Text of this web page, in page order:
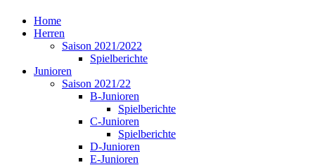
Home
Herren
Saison 2021/2022
Spielberichte
Junioren
Saison 2021/22
B-Junioren
Spielberichte
C-Junioren
Spielberichte
D-Junioren
E-Junioren